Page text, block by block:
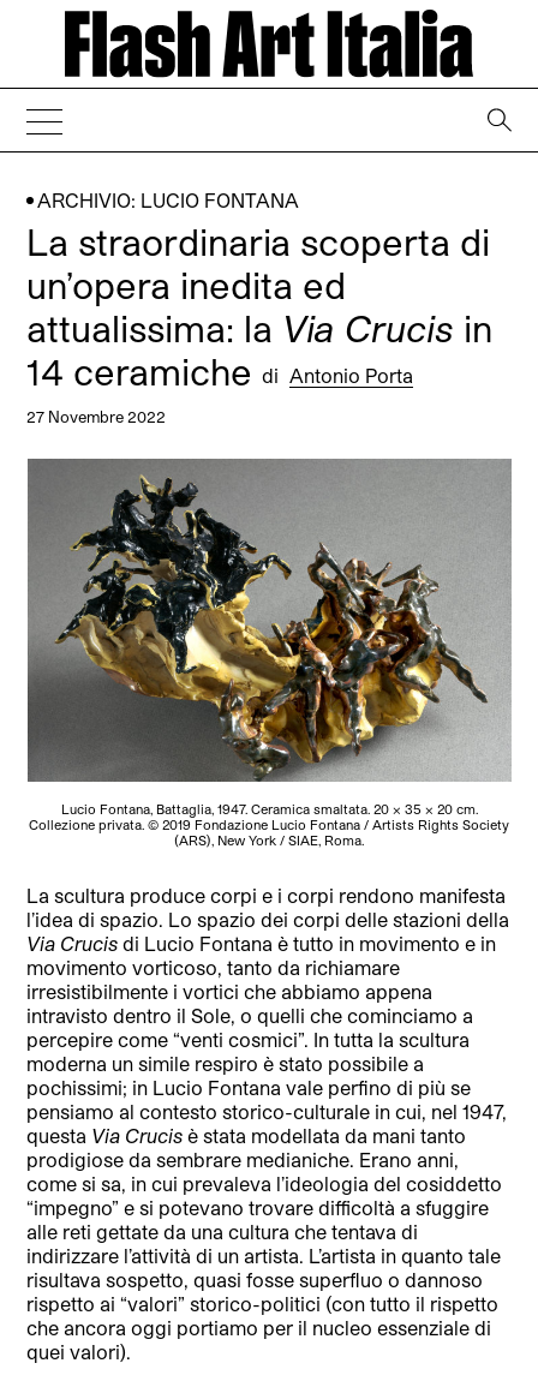
ARCHIVIO: LUCIO FONTANA
La straordinaria scoperta di
un’opera inedita ed
attualissima: la Via Crucis in
14 ceramichedi Antonio Porta
27 Novembre 2022
Lucio Fontana, Battaglia, 1947. Ceramica smaltata. 20 × 35 × 20 cm.
Collezione privata. © 2019 Fondazione Lucio Fontana / Artists Rights Society
(ARS), New York / SIAE, Roma.
La scultura produce corpi e i corpi rendono manifesta
l’idea di spazio. Lo spazio dei corpi delle stazioni della
Via Crucis di Lucio Fontana è tutto in movimento e in
movimento vorticoso, tanto da richiamare
irresistibilmente i vortici che abbiamo appena
intravisto dentro il Sole, o quelli che cominciamo a
percepire come “venti cosmici”. In tutta la scultura
moderna un simile respiro è stato possibile a
pochissimi; in Lucio Fontana vale perfino di più se
pensiamo al contesto storico-culturale in cui, nel 1947,
questa Via Crucis è stata modellata da mani tanto
prodigiose da sembrare medianiche. Erano anni,
come si sa, in cui prevaleva l’ideologia del cosiddetto
“impegno” e si potevano trovare difficoltà a sfuggire
alle reti gettate da una cultura che tentava di
indirizzare l’attività di un artista. L’artista in quanto tale
risultava sospetto, quasi fosse superfluo o dannoso
rispetto ai “valori” storico-politici (con tutto il rispetto
che ancora oggi portiamo per il nucleo essenziale di
quei valori).